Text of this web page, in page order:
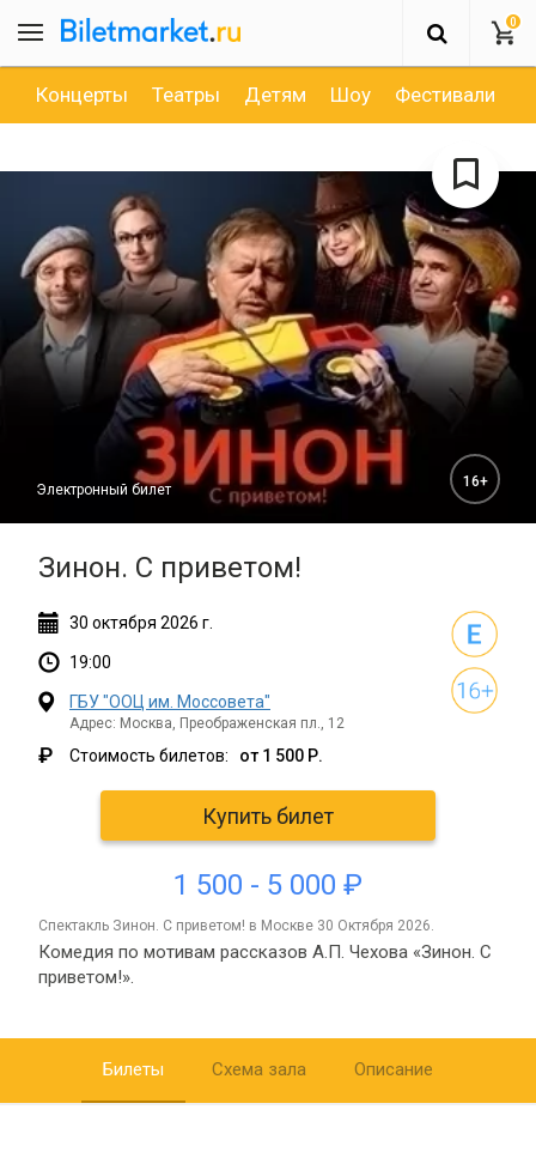
0
Концерты Театры Детям Шоу Фестивали
Зинон. С приветом!
Электронный билет 16+
30 октября 2026 г.
19:00
ГБУ "ООЦ им. Моссовета"
Адрес: Москва, Преображенская пл., 12
₽ Стоимость билетов: от 1 500 Р.
Купить билет
1 500 - 5 000 ₽
спектакль Зинон. С приветом! в Москве 30 Октября 2026.
Комедия по мотивам рассказов А.П. Чехова «Зинон. С
приветом!».
Билеты Схема зала Описание